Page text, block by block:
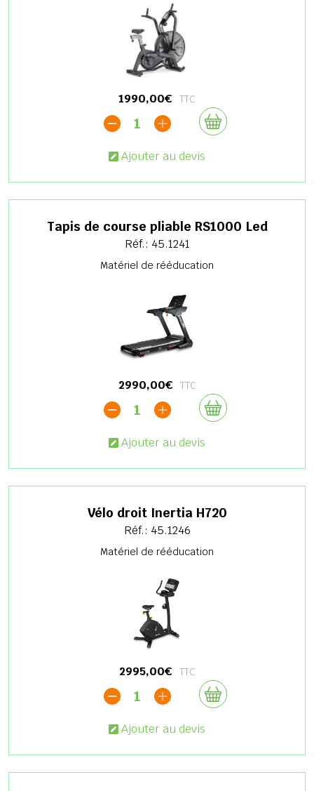
1990,00€ TTC
1
Ajouter au devis
Tapis de course pliable RS1000 Led
Réf.: 45.1241
Matériel de rééducation
2990,00€ TTC
1
Ajouter au devis
Vélo droit Inertia H720
Réf.: 45.1246
Matériel de rééducation
2995,00€ TTC
1
Ajouter au devis